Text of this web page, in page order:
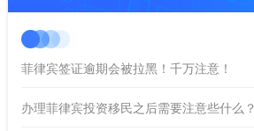
菲律宾签证逾期会被拉黑！千万注意！
办理菲律宾投资移民之后需要注意些什么？